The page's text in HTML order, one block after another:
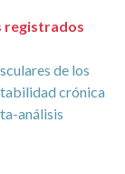
registrados
de los
crónica
análisis